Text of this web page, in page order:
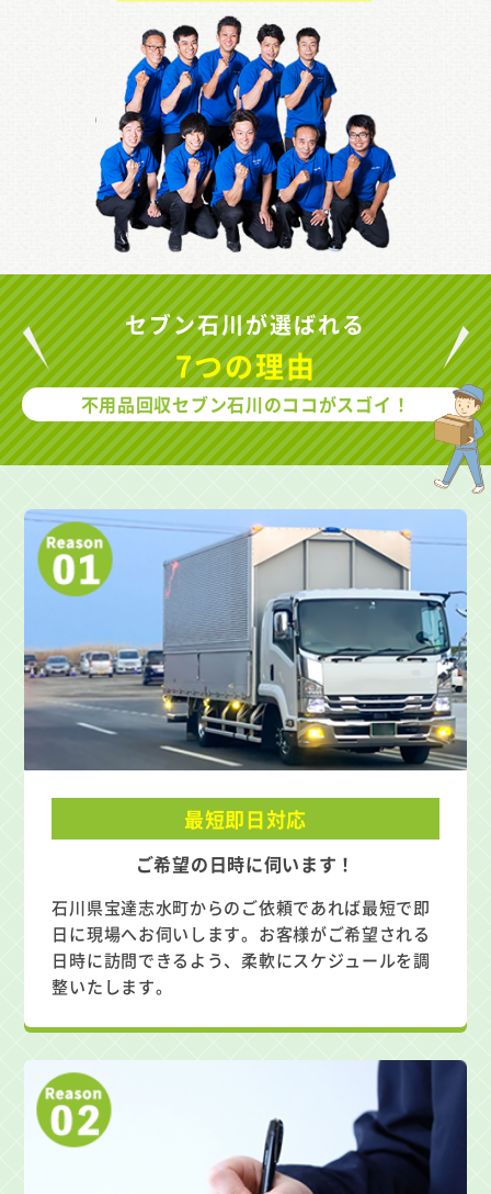
セブン石川が選ばれる
7つの理由
不用品回収セブン石川のココがスゴイ！
最短即日対応
ご希望の日時に伺います！
石川県宝達志水町からのご依頼であれば最短で即
日に現場へお伺いします。お客様がご希望される
日時に訪問できるよう、柔軟にスケジュールを調
整いたします。